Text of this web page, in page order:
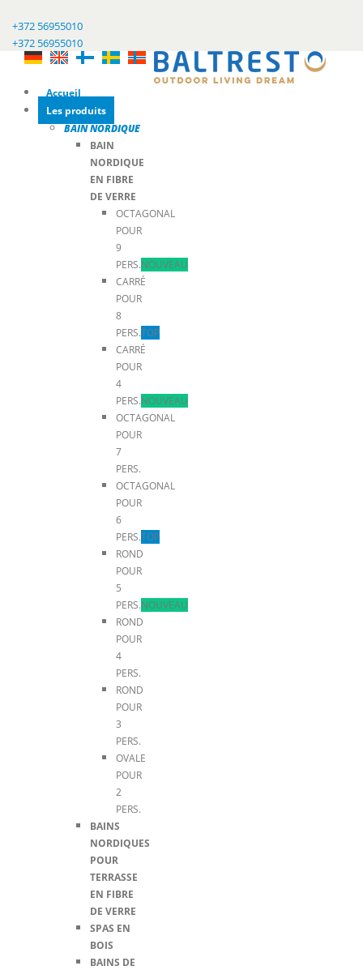
+372 56955010
+372 56955010
Accueil
Les produits
BAIN NORDIQUE
BAIN
NORDIQUE
EN FIBRE
DE VERRE
OCTAGONAL
POUR
9
PERS.NOUVEAU
CARRÉ
POUR
8
PERS.TOP
CARRÉ
POUR
4
PERS.NOUVEAU
OCTAGONAL
POUR
7
PERS.
OCTAGONAL
POUR
6
PERS.TOP
ROND
POUR
5
PERS.NOUVEAU
ROND
POUR
4
PERS.
ROND
POUR
3
PERS.
OVALE
POUR
2
PERS.
BAINS
NORDIQUES
POUR
TERRASSE
EN FIBRE
DE VERRE
SPAS EN
BOIS
BAINS DE